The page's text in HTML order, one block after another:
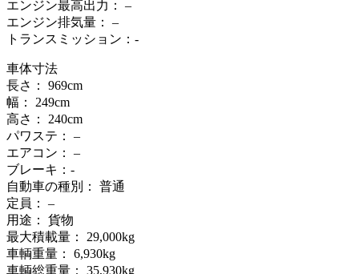
エンジン最高出力： –
エンジン排気量： –
トランスミッション：-
車体寸法
長さ： 969cm
幅： 249cm
高さ： 240cm
パワステ： –
エアコン： –
ブレーキ：-
自動車の種別： 普通
定員： –
用途： 貨物
最大積載量： 29,000kg
車輌重量： 6,930kg
車輌総重量： 35,930kg